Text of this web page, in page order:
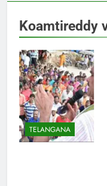
Koamtireddy
TELANGANA